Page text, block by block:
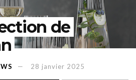
de
28 janvier 2025